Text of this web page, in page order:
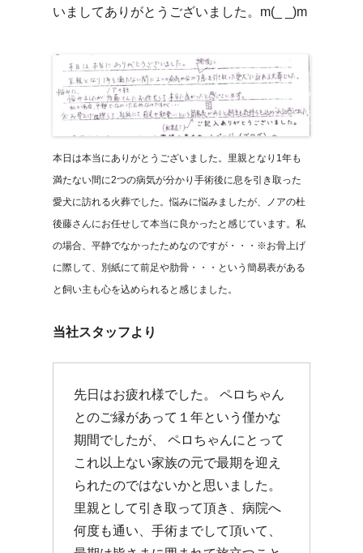
いましてありがとうございました。m(_ _)m
本日は本当にありがとうございました。里親となり1年も
満たない間に2つの病気が分かり手術後に息を引き取った
愛犬に訪れる火葬でした。悩みに悩みましたが、ノアの杜
後藤さんにお任せして本当に良かったと感じています。私
の場合、平静でなかったためなのですが・・・※お骨上げ
に際して、別紙にて前足や肋骨・・・という簡易表がある
と飼い主も心を込められると感じました。
当社スタッフより
先日はお疲れ様でした。 ペロちゃん
とのご縁があって１年という僅かな
期間でしたが、 ペロちゃんにとって
これ以上ない家族の元で最期を迎え
られたのではないかと思いました。
里親として引き取って頂き、病院へ
何度も通い、手術までして頂いて、